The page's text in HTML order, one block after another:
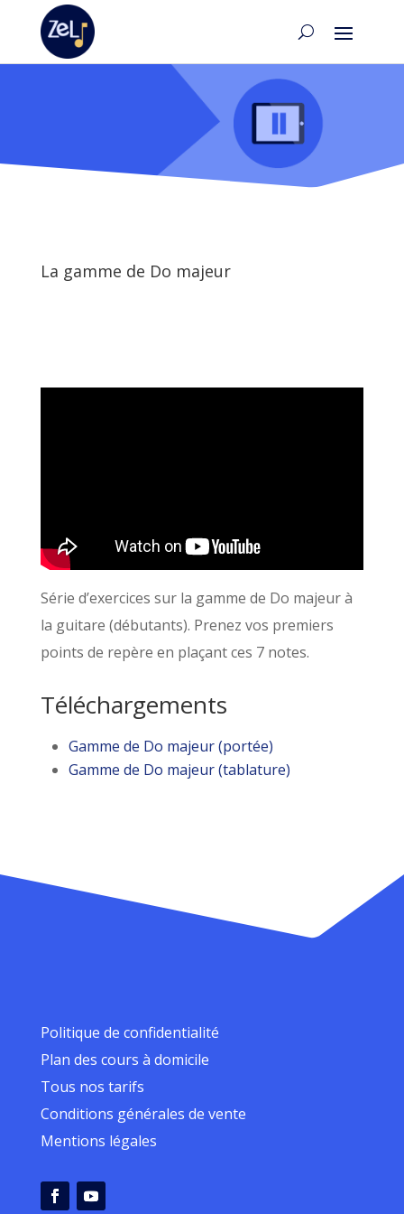
La gamme de Do majeur
Série d’exercices sur la gamme de Do majeur à
la guitare (débutants). Prenez vos premiers
points de repère en plaçant ces 7 notes.
Téléchargements
Gamme de Do majeur (portée)
Gamme de Do majeur (tablature)
Politique de confidentialité
Plan des cours à domicile
Tous nos tarifs
Conditions générales de vente
Mentions légales